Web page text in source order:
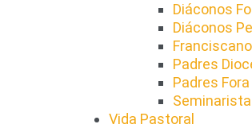
Diáconos
Diáconos
Padres
Padres
Vida Pastoral